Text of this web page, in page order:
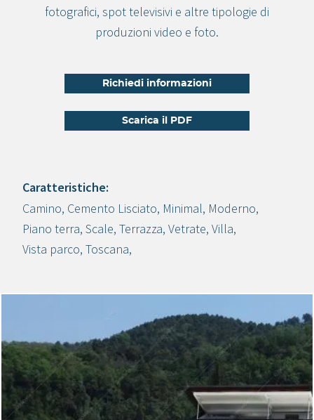
fotografici, spot televisivi e altre tipologie di
produzioni video e foto.
Richiedi informazioni
Scarica il PDF
Crea progetto
Caratteristiche:
Camino, Cemento Lisciato, Minimal, Moderno,
Piano terra, Scale, Terrazza, Vetrate, Villa,
Vista parco, Toscana,